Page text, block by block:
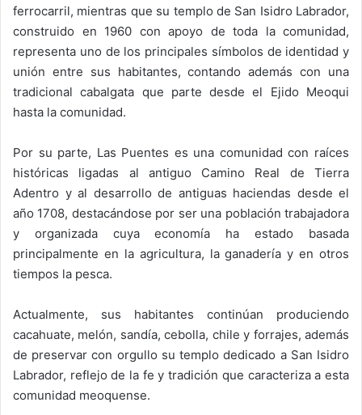
ferrocarril, mientras que su templo de San Isidro Labrador,
construido en 1960 con apoyo de toda la comunidad,
representa uno de los principales símbolos de identidad y
unión entre sus habitantes, contando además con una
tradicional cabalgata que parte desde el Ejido Meoqui
hasta la comunidad.
Por su parte, Las Puentes es una comunidad con raíces
históricas ligadas al antiguo Camino Real de Tierra
Adentro y al desarrollo de antiguas haciendas desde el
año 1708, destacándose por ser una población trabajadora
y organizada cuya economía ha estado basada
principalmente en la agricultura, la ganadería y en otros
tiempos la pesca.
Actualmente, sus habitantes continúan produciendo
cacahuate, melón, sandía, cebolla, chile y forrajes, además
de preservar con orgullo su templo dedicado a San Isidro
Labrador, reflejo de la fe y tradición que caracteriza a esta
comunidad meoquense.